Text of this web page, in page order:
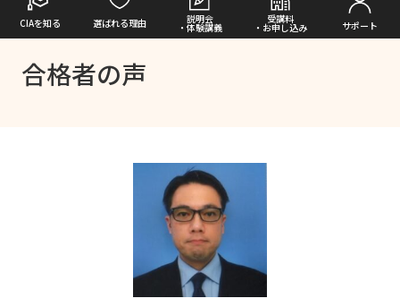
CIAを知る 選ばれる理由 説明会
・体験講義
受講料
・お申し込み サポート
合格者の声